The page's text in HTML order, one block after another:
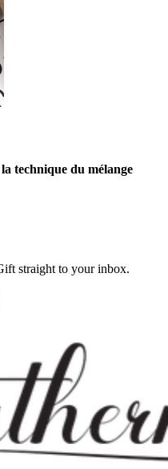
technique du mélange
straight to your inbox.